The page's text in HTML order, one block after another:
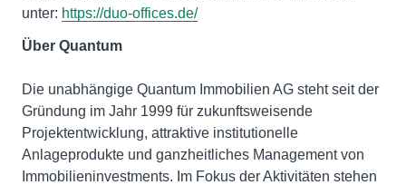
unter: https://duo-offices.de/
Über Quantum
Die unabhängige Quantum Immobilien AG steht seit der
Gründung im Jahr 1999 für zukunftsweisende
Projektentwicklung, attraktive institutionelle
Anlageprodukte und ganzheitliches Management von
Immobilieninvestments. Im Fokus der Aktivitäten stehen